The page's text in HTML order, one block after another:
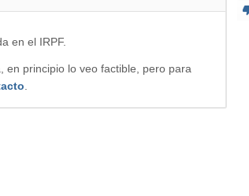
en el IRPF.
en principio lo veo factible, pero para